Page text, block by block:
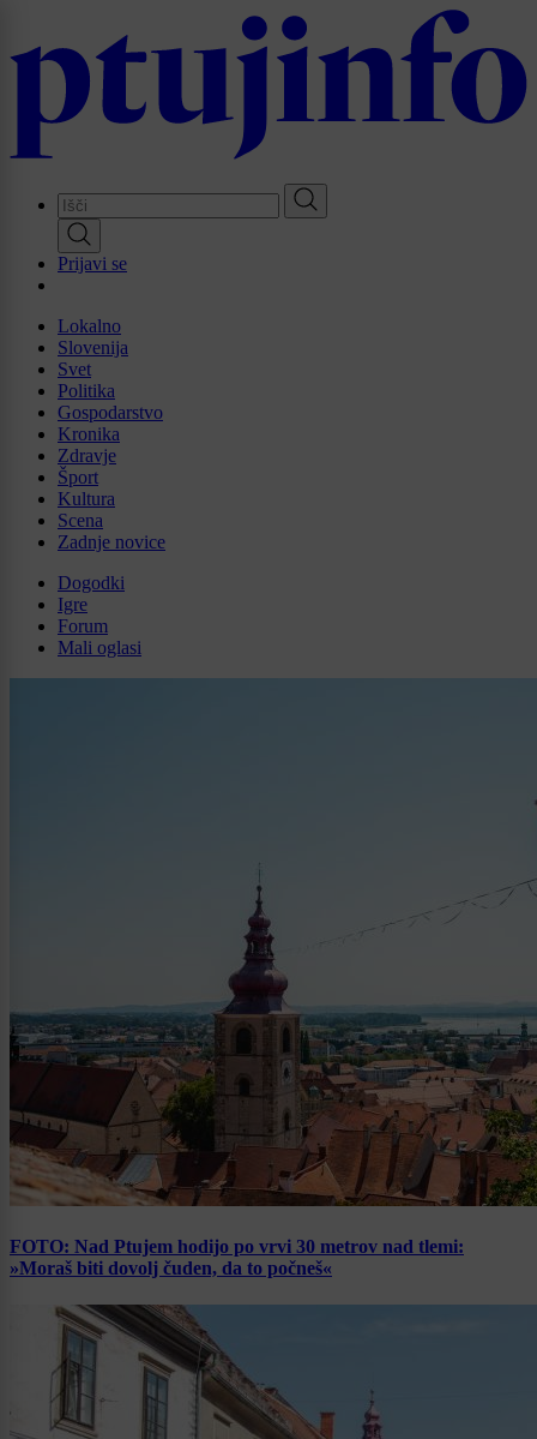
main
Prijavi se
Lokalno
Slovenija
Svet
Politika
Gospodarstvo
Kronika
Zdravje
Šport
Kultura
Scena
Zadnje novice
Dogodki
Igre
Forum
Mali oglasi
FOTO: Nad Ptujem hodijo po vrvi 30 metrov nad tlemi:
»Moraš biti dovolj čuden, da to počneš«